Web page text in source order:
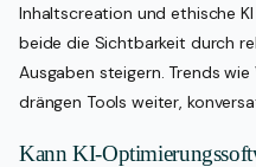
Inhaltscreation und ethische
beide die Sichtbarkeit durch
Ausgaben steigern. Trends
drängen Tools weiter,
Kann KI-